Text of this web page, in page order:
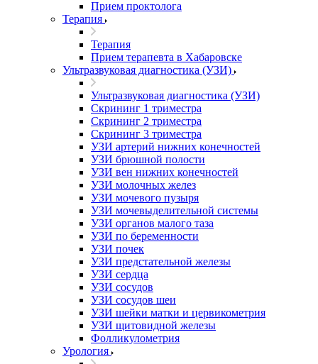
Прием проктолога
Терапия
Терапия
Прием терапевта в Хабаровске
Ультразвуковая диагностика (УЗИ)
Ультразвуковая диагностика (УЗИ)
Скрининг 1 триместра
Скрининг 2 триместра
Скрининг 3 триместра
УЗИ артерий нижних конечностей
УЗИ брюшной полости
УЗИ вен нижних конечностей
УЗИ молочных желез
УЗИ мочевого пузыря
УЗИ мочевыделительной системы
УЗИ органов малого таза
УЗИ по беременности
УЗИ почек
УЗИ предстательной железы
УЗИ сердца
УЗИ сосудов
УЗИ сосудов шеи
УЗИ шейки матки и цервикометрия
УЗИ щитовидной железы
Фолликулометрия
Урология